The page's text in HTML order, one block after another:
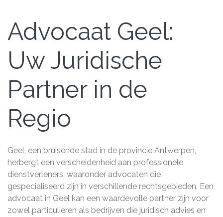
Advocaat Geel:
Uw Juridische
Partner in de
Regio
Geel, een bruisende stad in de provincie Antwerpen,
herbergt een verscheidenheid aan professionele
dienstverleners, waaronder advocaten die
gespecialiseerd zijn in verschillende rechtsgebieden. Een
advocaat in Geel kan een waardevolle partner zijn voor
zowel particulieren als bedrijven die juridisch advies en